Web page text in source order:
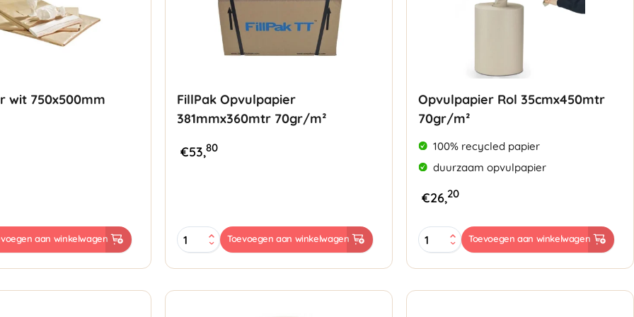
wit 750x500mm
aan winkelwagen
FillPak Opvulpapier
381mmx360mtr 70gr/m²
€53,80
FillPak
Opvulpapier
70gr/m²
aantal
Toevoegen aan winkelwagen
Opvulpapier Rol 35cmx450mtr
70gr/m²
100% recycled papier
duurzaam opvulpapier
€26,20
Opvulpapier
Rol
70gr/m²
aantal
Toevoegen aan winkelwagen